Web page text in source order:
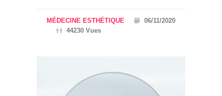
MÉDECINE ESTHÉTIQUE
06/11/2020
44230 Vues